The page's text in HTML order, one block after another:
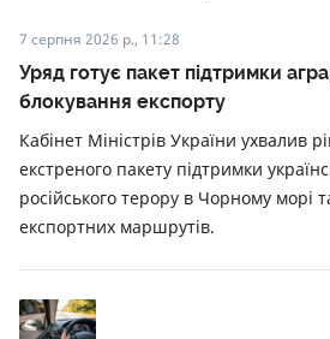
7 серпня 2026 р., 11:28
Уряд готує пакет підтримки
блокування експорту
Кабінет Міністрів України ухвалив
екстреного пакету підтримки
російського терору в Чорному морі
експортних маршрутів.